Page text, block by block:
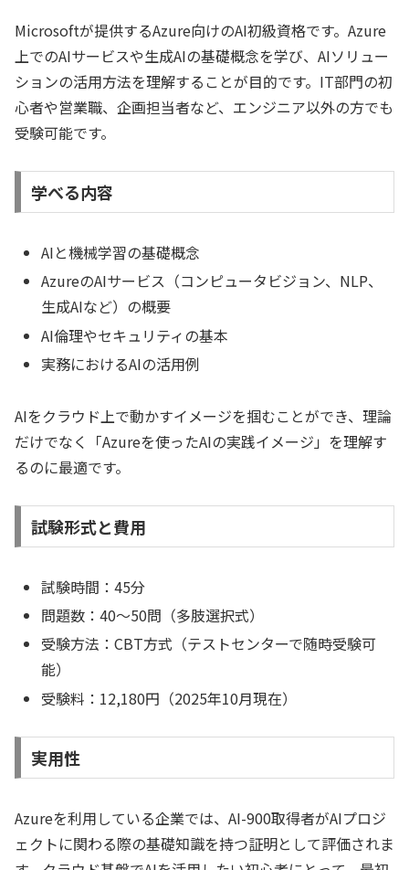
Microsoftが提供するAzure向けのAI初級資格です。Azure
上でのAIサービスや生成AIの基礎概念を学び、AIソリュー
ションの活用方法を理解することが目的です。IT部門の初
心者や営業職、企画担当者など、エンジニア以外の方でも
受験可能です。
学べる内容
AIと機械学習の基礎概念
AzureのAIサービス（コンピュータビジョン、NLP、
生成AIなど）の概要
AI倫理やセキュリティの基本
実務におけるAIの活用例
AIをクラウド上で動かすイメージを掴むことができ、理論
だけでなく「Azureを使ったAIの実践イメージ」を理解す
るのに最適です。
試験形式と費用
試験時間：45分
問題数：40～50問（多肢選択式）
受験方法：CBT方式（テストセンターで随時受験可
能）
受験料：12,180円（2025年10月現在）
実用性
Azureを利用している企業では、AI-900取得者がAIプロジ
ェクトに関わる際の基礎知識を持つ証明として評価されま